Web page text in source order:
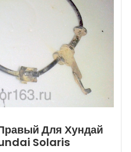
Для Хундай
Solaris